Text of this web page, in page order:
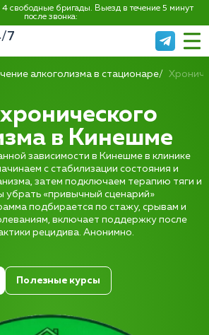
4 свободные бригады. Выезд в течение 5 минут
после звонка:
7
алкоголизма в стационаре
в Кинешме
зависимости в Кинешме в клинике
с стабилизации состояния и
затем подключаем терапию тяги и
убрать «привычный сценарий»
подбирается по стажу, срывам и
включает поддержку после
рецидива. Анонимно.
Полезные курсы